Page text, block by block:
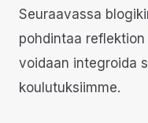
Seuraavassa
pohdintaa
voidaan integroida
koulutuksiimme.